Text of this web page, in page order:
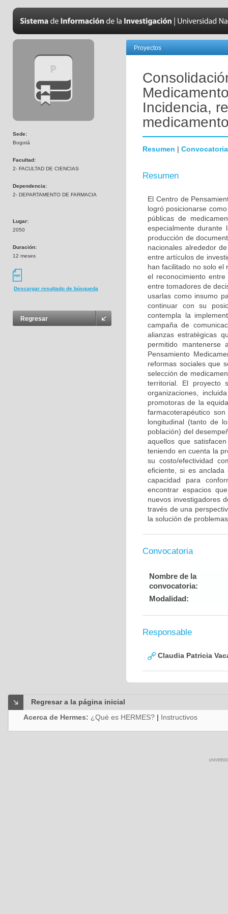
Sede:
Bogotá
Facultad:
2- FACULTAD DE CIENCIAS
Dependencia:
2- DEPARTAMENTO DE FARMACIA
Lugar:
2050
Duración:
12 meses
Descargar resultado de búsqueda
Regresar
Proyectos
Incidencia,
Resumen | Convocatoria
Resumen
El Centro de
logró posicionarse
públicas de
especialmente durante
producción de
nacionales alrededor
entre artículos de
han facilitado no solo el
el reconocimiento
entre tomadores de
usarlas como insumo
continuar con su
contempla la
campaña de
alianzas estratégicas
permitido
Pensamiento
reformas sociales que
selección de
territorial. El proyecto
organizaciones,
promotoras de la
farmacoterapéutico
longitudinal (tanto de
población) del
aquellos que
teniendo en cuenta la
su costo/efectividad
eficiente, si es
capacidad para
encontrar espacios
nuevos investigadores
través de una
la solución de
Convocatoria
Nombre de la
convocatoria:
Modalidad:
Responsable
Claudia Patricia
Regresar a la página inicial
Acerca de Hermes: ¿Qué es HERMES? | Instructivos